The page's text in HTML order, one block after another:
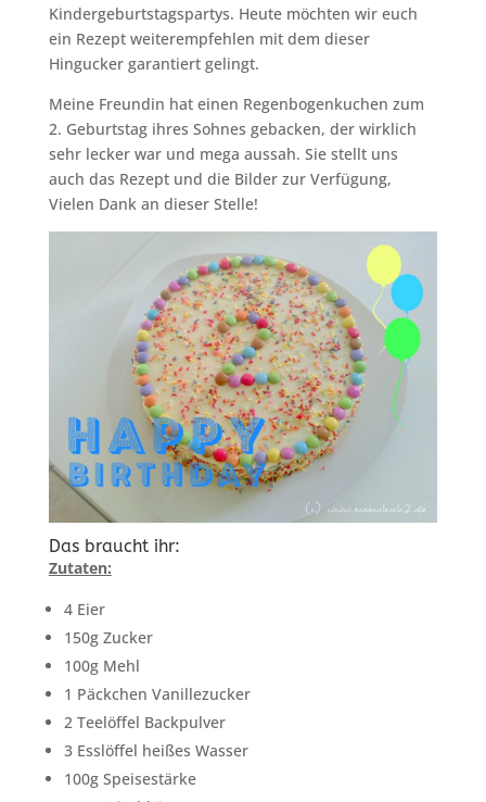
Kindergeburtstagspartys. Heute möchten wir euch
ein Rezept weiterempfehlen mit dem dieser
Hingucker garantiert gelingt.
Meine Freundin hat einen Regenbogenkuchen zum
2. Geburtstag ihres Sohnes gebacken, der wirklich
sehr lecker war und mega aussah. Sie stellt uns
auch das Rezept und die Bilder zur Verfügung,
Vielen Dank an dieser Stelle!
Das braucht ihr:
Zutaten:
4 Eier
150g Zucker
100g Mehl
1 Päckchen Vanillezucker
2 Teelöffel Backpulver
3 Esslöffel heißes Wasser
100g Speisestärke